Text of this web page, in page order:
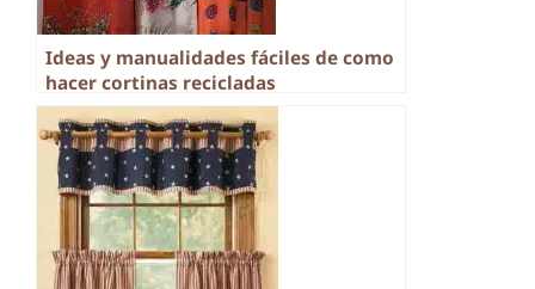
Ideas y manualidades fáciles de como
hacer cortinas recicladas